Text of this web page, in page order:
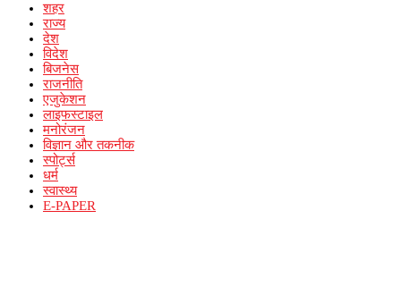
शहर
राज्य
देश
विदेश
बिजनेस
राजनीति
एजुकेशन
लाइफस्टाइल
मनोरंजन
विज्ञान और तकनीक
स्पोर्ट्स
धर्म
स्वास्थ्य
E-PAPER